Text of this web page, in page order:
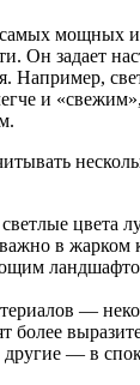
мощных
Он задает
Например,
и
цвета
в жарком
—
более
— в